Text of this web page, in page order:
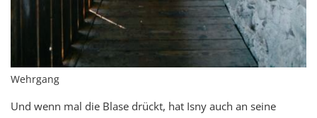
Wehrgang
Und wenn mal die Blase drückt, hat Isny auch an seine